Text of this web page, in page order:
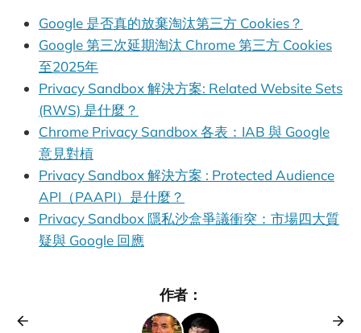
Google 是否真的放棄淘汰第三方 Cookies？
Google 第三次延期淘汰 Chrome 第三方 Cookies
至2025年
Privacy Sandbox 解決方案: Related Website Sets
(RWS) 是什麼？
Chrome Privacy Sandbox 各表：IAB 與 Google
意見對槓
Privacy Sandbox 解決方案 : Protected Audience
API（PAAPI）是什麼？
Privacy Sandbox 隱私沙盒爭議衝突：市場四大質
疑與 Google 回應
作者：